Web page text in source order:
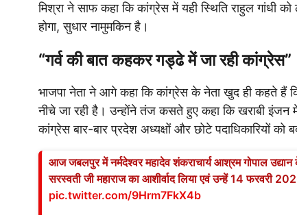
मिश्रा ने साफ कहा कि कांग्रेस में यही स्थिति राहुल गांधी
होगा, सुधार नामुमकिन है।
“गर्व की बात कहकर गड्ढे में जा रही कांग्रेस”
भाजपा नेता ने आगे कहा कि कांग्रेस के नेता खुद ही कहते हैं कि
नीचे जा रही है। उन्होंने तंज कसते हुए कहा कि खराबी इंजन
कांग्रेस बार-बार प्रदेश अध्यक्षों और छोटे पदाधिकारियों
आज जबलपुर में नर्मदेश्वर महादेव शंकराचार्य आश्रम गोपाल उद्यान
सरस्वती जी महाराज का आशीर्वाद लिया एवं उन्हें 14 फरवरी
pic.twitter.com/9Hrm7FkX4b